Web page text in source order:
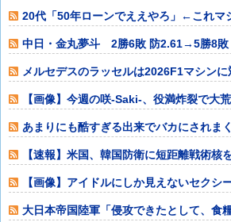
ね？」デ
20代「50年ローンでええやろ」←これマ
中日・金丸夢斗 2勝6敗 防2.61→5勝8敗
メルセデスのラッセルは2026F1マシン
質的な部分
【画像】今週の咲-Saki-、役満炸裂で大
あまりにも酷すぎる出来でバカにされま
ス』、原作者本
【速報】米国、韓国防衛に短距離戦術
【画像】アイドルにしか見えないセクシ
ｗｗｗｗｗｗ他
大日本帝国陸軍「侵攻できたとして、食